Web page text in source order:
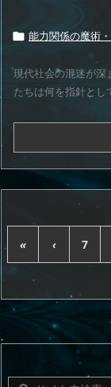
 能力関係の魔術
現代社会の混迷が深
たちは何を指針とし
« ‹ 7